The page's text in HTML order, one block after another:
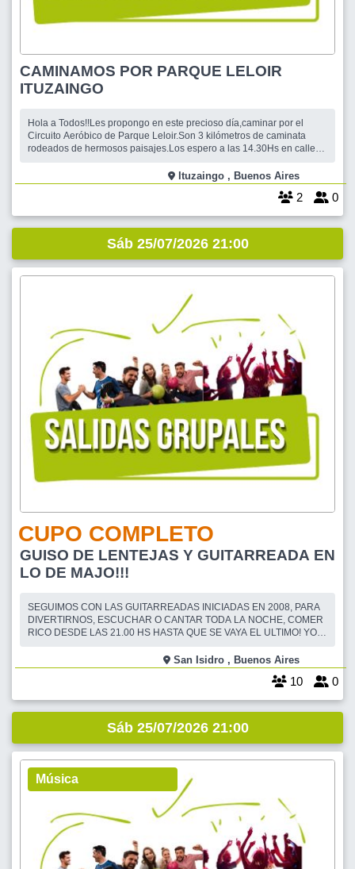
CAMINAMOS POR PARQUE LELOIR
ITUZAINGO
Hola a Todos!!Les propongo en este precioso día,caminar por el
Circuito Aeróbico de Parque Leloir.Son 3 kilómetros de caminata
rodeados de hermosos paisajes.Los espero a las 14.30Hs en calle
guste podemos ir a tomar algo en algún bar lindo de la zona.
Ituzaingo , Buenos Aires
2 0
Sáb 25/07/2026 21:00
CUPO COMPLETO
GUISO DE LENTEJAS Y GUITARREADA EN
LO DE MAJO!!!
SEGUIMOS CON LAS GUITARREADAS INICIADAS EN 2008, PARA
DIVERTIRNOS, ESCUCHAR O CANTAR TODA LA NOCHE, COMER
RICO DESDE LAS 21.00 HS HASTA QUE SE VAYA EL ULTIMO! YO
MAJOGUISO DE LENTEJAS, MAJOTORTA HELADA DE
CHOCOLATE, MAJOTORTA DE CHOCOLATE NO HELADA Y
MAJOTORTA DE VAINILLA. REPARTO GASTOS Y USTEDES
San Isidro , Buenos Aires
10 0
Sáb 25/07/2026 21:00
Música